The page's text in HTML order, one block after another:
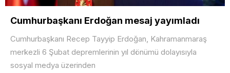
Cumhurbaşkanı Erdoğan mesaj yayımladı
Cumhurbaşkanı Recep Tayyip Erdoğan, Kahramanmaraş
merkezli 6 Şubat depremlerinin yıl dönümü dolayısıyla
sosyal medya üzerinden